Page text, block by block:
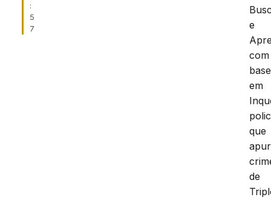
:
5
7
e
com
base
em
que
de